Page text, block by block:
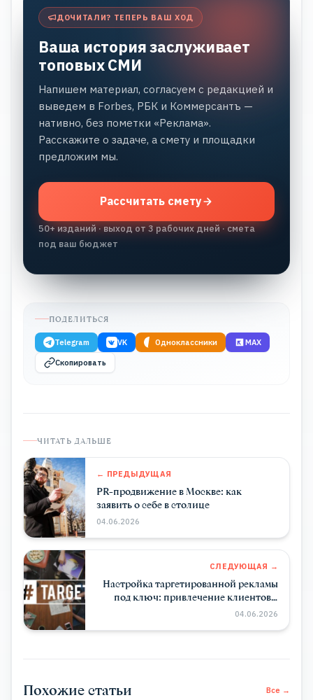
ДОЧИТАЛИ? ТЕПЕРЬ ВАШ ХОД
Ваша история заслуживает
топовых СМИ
Напишем материал, согласуем с редакцией и
выведем в Forbes, РБК и Коммерсантъ —
нативно, без пометки «Реклама».
Расскажите о задаче, а смету и площадки
предложим мы.
Рассчитать смету
50+ изданий · выход от 3 рабочих дней · смета
под ваш бюджет
ПОДЕЛИТЬСЯ
Telegram VK Одноклассники MAX
Скопировать
ЧИТАТЬ ДАЛЬШЕ
← ПРЕДЫДУЩАЯ
PR-продвижение в Москве: как
заявить о себе в столице
04.06.2026
СЛЕДУЮЩАЯ →
Настройка таргетированной рекламы
под ключ: привлечение клиентов в
соцсетях
04.06.2026
Похожие статьи Все →